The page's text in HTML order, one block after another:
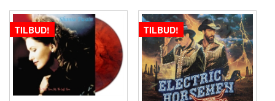
var:
199,95 kr..
er:
149,95 kr..
var:
119,95 kr..
er:
75,00
TILBUD! TILBUD!